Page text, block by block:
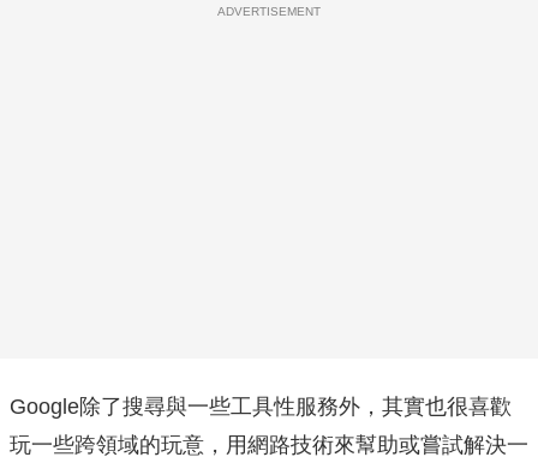
ADVERTISEMENT
Google除了搜尋與一些工具性服務外，其實也很喜歡
玩一些跨領域的玩意，用網路技術來幫助或嘗試解決一